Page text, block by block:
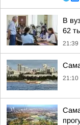
В
62
21:39
21:10